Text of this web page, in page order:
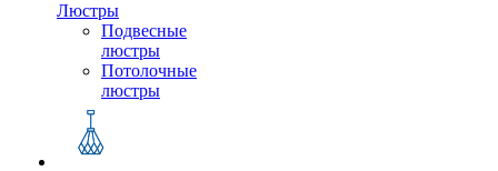
Люстры
Подвесные
люстры
Потолочные
люстры